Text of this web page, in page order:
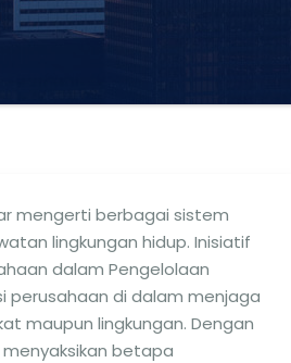
mengerti berbagai sistem
lingkungan hidup. Inisiatif
dalam Pengelolaan
perusahaan di dalam menjaga
maupun lingkungan. Dengan
betapa